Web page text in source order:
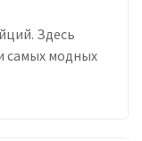
Здесь
самых модных